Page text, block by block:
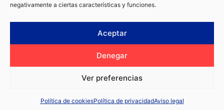
negativamente a ciertas características y funciones.
Aceptar
Denegar
Ver preferencias
Política de cookiesPolítica de privacidadAviso legal
Servicios Viajes Mercado
Aviso legal
Política de privacidad
Política de cookies
Términos y condiciones de compra